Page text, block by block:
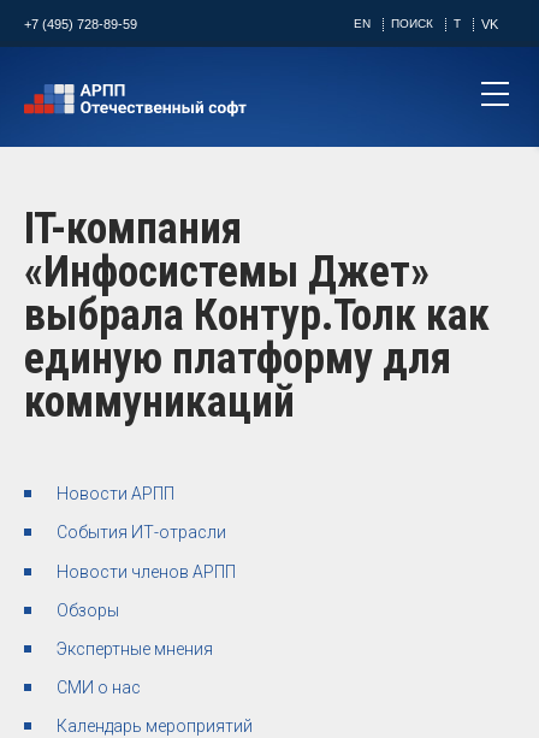
+7 (495) 728-89-59 EN ПОИСК T VK
IT-компания
«Инфосистемы Джет»
выбрала Контур.Толк как
единую платформу для
коммуникаций ​
Новости АРПП
События ИТ-отрасли
Новости членов АРПП
Обзоры
Экспертные мнения
СМИ о нас
Календарь мероприятий